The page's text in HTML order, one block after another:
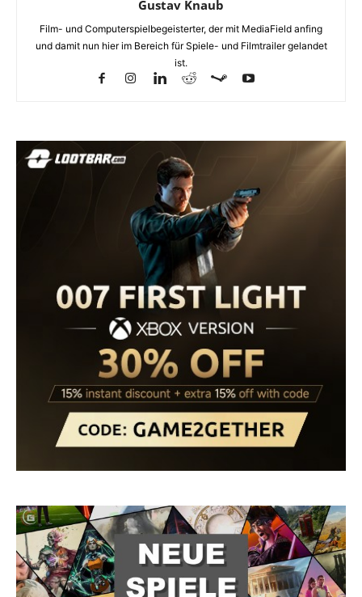
Gustav Knaub
Film- und Computerspielbegeisterter, der mit MediaField anfing
und damit nun hier im Bereich für Spiele- und Filmtrailer gelandet
ist.